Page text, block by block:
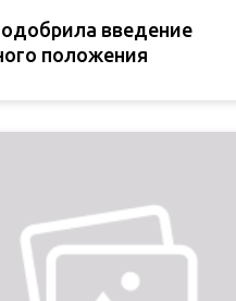
введение
положения